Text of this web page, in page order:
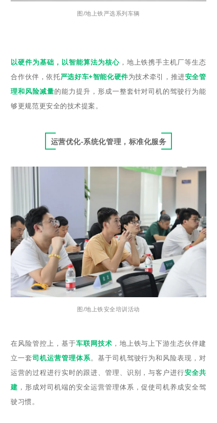
图/地上铁严选系列车辆
以硬件为基础，以智能算法为核心，地上铁携手主机厂等生态
合作伙伴，依托严选好车+智能化硬件为技术牵引，推进安全管
理和风险减量的能力提升，形成一整套针对司机的驾驶行为能
够更规范更安全的技术提案。
运营优化-系统化管理，标准化服务
图/地上铁安全培训活动
在风险管控上，基于车联网技术 ，地上铁与上下游生态伙伴建
立一套司机运营管理体系。基于司机驾驶行为和风险表现，对
运营的过程进行实时的跟进、管理、识别，与客户进行安全共
建 ，形成对司机端的安全运营管理体系，促使司机养成安全驾
驶习惯。